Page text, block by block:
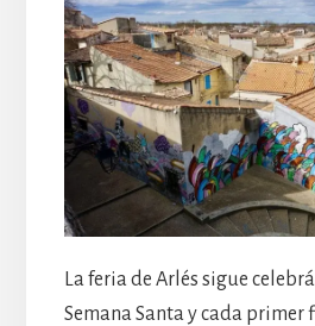
La feria de Arlés sigue
Semana Santa y cada primer